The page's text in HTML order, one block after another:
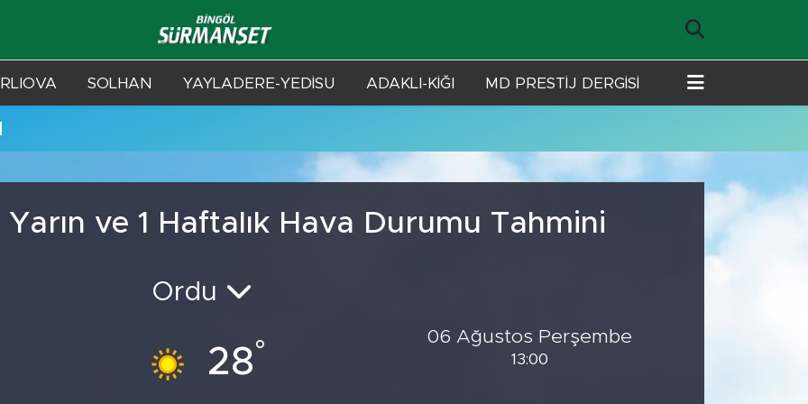
SOLHAN YAYLADERE-YEDİSU ADAKLI-KİĞI MD PRESTİJ DERGİSİ
ve 1 Haftalık Hava Durumu Tahmini
Ordu
28°
06 Ağustos Perşembe
13:00